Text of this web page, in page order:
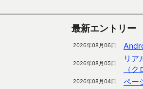
最新エントリー
2026年08月06日
2026年08月05日
リア
（
2026年08月04日 ペー